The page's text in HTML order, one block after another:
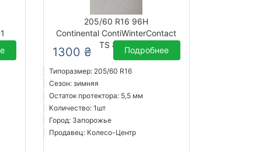
205/60 R16 96H
Continental ContiWinterContact
TS 830P
1300 ₴ Подробнее
Типоразмер: 205/60 R16
Сезон: зимняя
Остаток протектора: 5,5 мм
Количество: 1шт
Город: Запорожье
Продавец: Колесо-Центр